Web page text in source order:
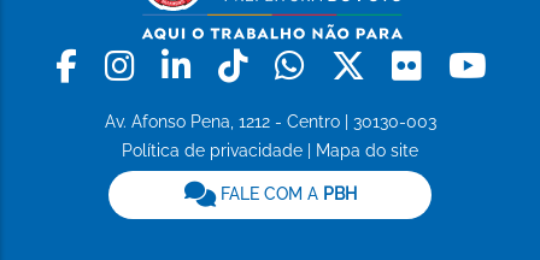
Facebook
Instagram
LinkedinTiktokWhatsapp
X Flickr
Av. Afonso Pena, 1212 - Centro | 30130-003
Política de privacidade
Mapa do site
FALE COM A PBH